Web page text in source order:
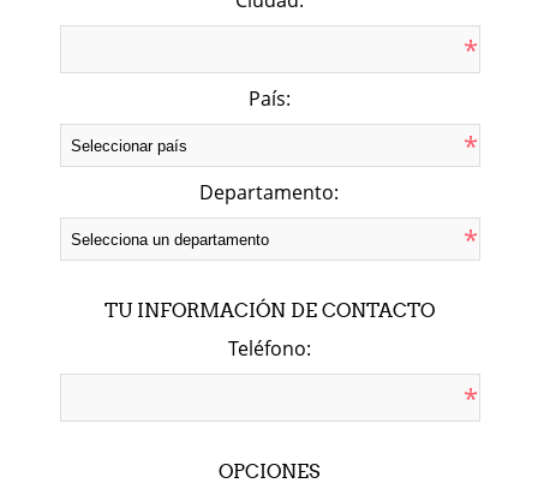
*
País:
*
Departamento:
*
TU INFORMACIÓN DE CONTACTO
Teléfono:
*
OPCIONES